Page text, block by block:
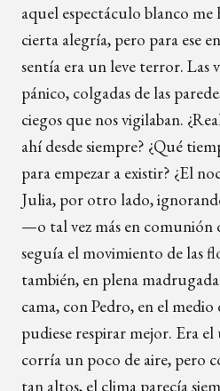
aquel espectáculo blanco me
cierta alegría, pero para ese
sentía era un leve terror. Las
pánico, colgadas de las
ciegos que nos vigilaban.
ahí desde siempre? ¿Qué
para empezar a existir? ¿El
Julia, por otro lado,
—o tal vez más en
seguía el movimiento de las
también, en plena
cama, con Pedro, en el
pudiese respirar mejor. Era
corría un poco de aire, pero
tan altos, el clima parecía